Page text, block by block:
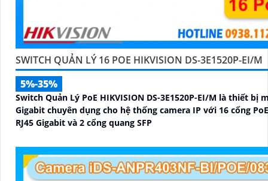
SWITCH QUẢN LÝ 16 POE HIKVISION DS-3E1520P-EI/M
5%-35%
Switch Quản Lý PoE HIKVISION DS-3E1520P-EI/M là thiết bị
Gigabit chuyên dụng cho hệ thống camera IP với 16 cổng
RJ45 Gigabit và 2 cổng quang SFP